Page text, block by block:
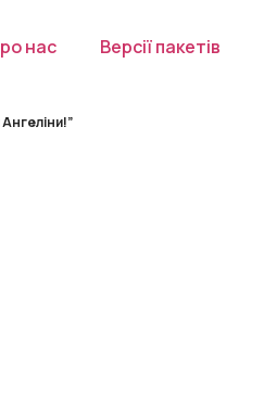
нас Версії пакетів